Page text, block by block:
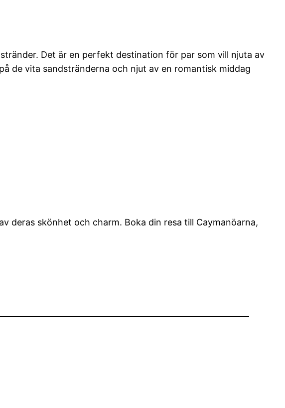
Det är en perfekt destination för par som vill njuta av
de vita sandstränderna och njut av en romantisk middag
deras skönhet och charm. Boka din resa till Caymanöarna,